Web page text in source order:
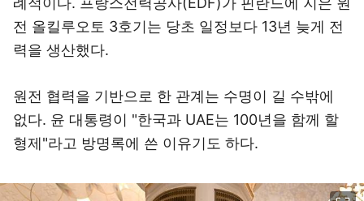
전 올킬루오토 3호기는 당초 일정보다 13년 늦게 전
력을 생산했다.
원전 협력을 기반으로 한 관계는 수명이 길 수밖에
없다. 윤 대통령이 "한국과 UAE는 100년을 함께 할
형제"라고 방명록에 쓴 이유기도 하다.